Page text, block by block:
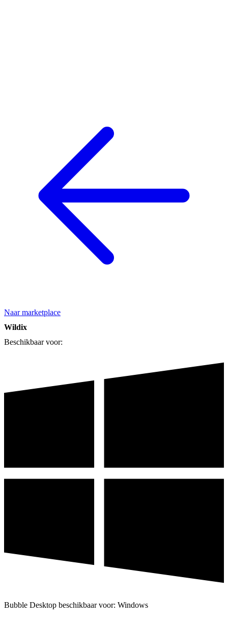
Naar marketplace
Wildix
Beschikbaar voor:
Bubble Desktop beschikbaar voor: Windows